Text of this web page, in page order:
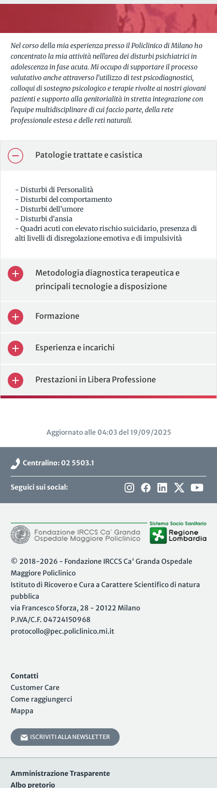
Nel corso della mia esperienza presso il Policlinico di Milano ho
concentrato la mia attività nell'area dei disturbi psichiatrici in
adolescenza in fase acuta. Mi occupo di supportare il processo
valutativo anche attraverso l’utilizzo di test psicodiagnostici,
colloqui di sostegno psicologico e terapie rivolte ai nostri giovani
pazienti e supporto alla genitorialità in stretta integrazione con
l’equipe multidisciplinare di cui faccio parte, della rete
professionale estesa e delle reti naturali.
Patologie trattate e casistica
- Disturbi di Personalità
- Disturbi del comportamento
- Disturbi dell’umore
- Disturbi d’ansia
- Quadri acuti con elevato rischio suicidario, presenza di
alti livelli di disregolazione emotiva e di impulsività
Metodologia diagnostica terapeutica e
principali tecnologie a disposizione
Formazione
Esperienza e incarichi
Prestazioni in Libera Professione
Aggiornato alle 04:03 del 19/09/2025
Centralino: 02 5503.1
Seguici sui social:
© 2018-2026 - Fondazione IRCCS Ca' Granda Ospedale
Maggiore Policlinico
Istituto di Ricovero e Cura a Carattere Scientifico di natura
pubblica
via Francesco Sforza, 28 - 20122 Milano
P.IVA/C.F. 04724150968
protocollo@pec.policlinico.mi.it
Contatti
Customer Care
Come raggiungerci
Mappa
ISCRIVITI ALLA NEWSLETTER
Amministrazione Trasparente
Albo pretorio